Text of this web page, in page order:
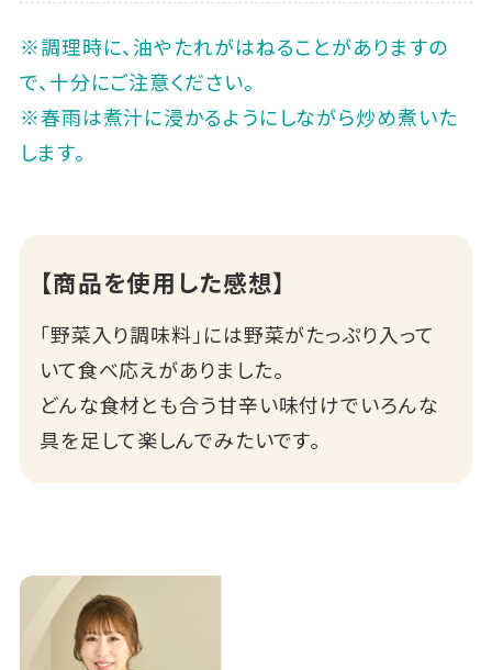
※調理時に、油やたれがはねることがありますの
で、十分にご注意ください。
※春雨は煮汁に浸かるようにしながら炒め煮いた
します。
【商品を使用した感想】
「野菜入り調味料」には野菜がたっぷり入って
いて食べ応えがありました。
どんな食材とも合う甘辛い味付けでいろんな
具を足して楽しんでみたいです。